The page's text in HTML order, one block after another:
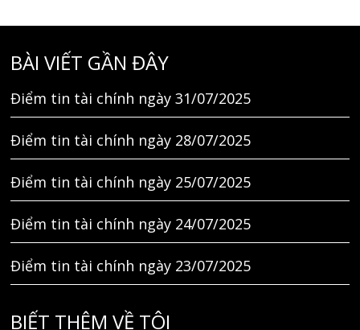
BÀI VIẾT GẦN ĐÂY
Điểm tin tài chính ngày 31/07/2025
Điểm tin tài chính ngày 28/07/2025
Điểm tin tài chính ngày 25/07/2025
Điểm tin tài chính ngày 24/07/2025
Điểm tin tài chính ngày 23/07/2025
BIẾT THÊM VỀ TÔI